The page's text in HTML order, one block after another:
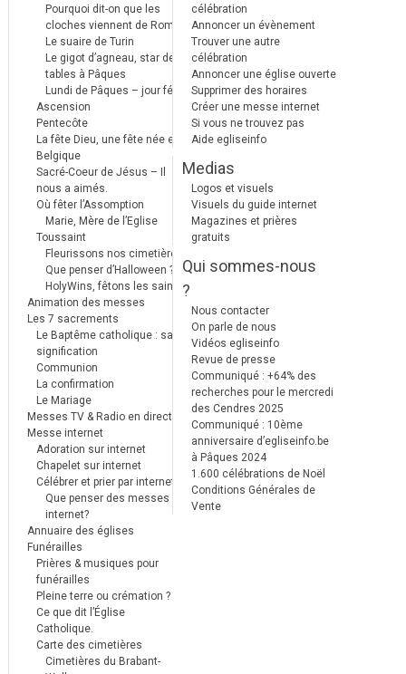
Pourquoi dit-on que les
cloches viennent de Rome ?
Le suaire de Turin
Le gigot d’agneau, star des
tables à Pâques
Lundi de Pâques – jour férié
Ascension
Pentecôte
La fête Dieu, une fête née en
Belgique
Sacré-Coeur de Jésus – Il
nous a aimés.
Où fêter l’Assomption
Marie, Mère de l’Eglise
Toussaint
Fleurissons nos cimetières
Que penser d’Halloween ?
HolyWins, fêtons les saints !
Animation des messes
Les 7 sacrements
Le Baptême catholique : sa
signification
Communion
La confirmation
Le Mariage
Messes TV & Radio en direct
Messe internet
Adoration sur internet
Chapelet sur internet
Célébrer et prier par internet
Que penser des messes
internet?
Annuaire des églises
Funérailles
Prières & musiques pour
funérailles
Pleine terre ou crémation ?
Ce que dit l’Église
Catholique.
Carte des cimetières
Cimetières du Brabant-
célébration
Annoncer un évènement
Trouver une autre
célébration
Annoncer une église ouverte
Supprimer des horaires
Créer une messe internet
Si vous ne trouvez pas
Aide egliseinfo
Medias
Logos et visuels
Visuels du guide internet
Magazines et prières
gratuits
Qui sommes-nous
?
Nous contacter
On parle de nous
Vidéos egliseinfo
Revue de presse
Communiqué : +64% des
recherches pour le mercredi
des Cendres 2025
Communiqué : 10ème
anniversaire d’egliseinfo.be
à Pâques 2024
1.600 célébrations de Noël
Conditions Générales de
Vente